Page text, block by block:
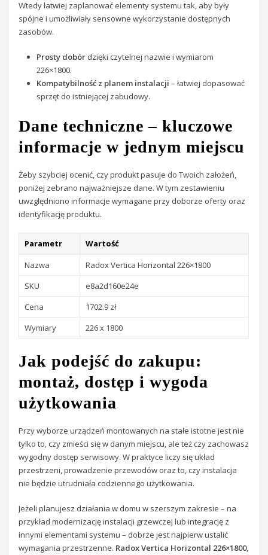
Wtedy łatwiej zaplanować elementy systemu tak, aby były
spójne i umożliwiały sensowne wykorzystanie dostępnych
zasobów.
Prosty dobórdzięki czytelnej nazwie i wymiarom
226×1800.
Kompatybilność z planem instalacji – łatwiej dopasować
sprzęt do istniejącej zabudowy.
Dane techniczne – kluczowe
informacje w jednym miejscu
Żeby szybciej ocenić, czy produkt pasuje do Twoich założeń,
poniżej zebrano najważniejsze dane. W tym zestawieniu
uwzględniono informacje wymagane przy doborze oferty oraz
identyfikację produktu.
Parametr
Wartość
Nazwa
Radox Vertica Horizontal 226×1800
SKU
e8a2d160e24e
Cena
1702.9 zł
Wymiary
226 x 1800
Jak podejść do zakupu:
montaż, dostęp i wygoda
użytkowania
Przy wyborze urządzeń montowanych na stałe istotne jest nie
tylko to, czy zmieści się w danym miejscu, ale też czy zachowasz
wygodny dostęp serwisowy. W praktyce liczy się układ
przestrzeni, prowadzenie przewodów oraz to, czy instalacja
nie będzie utrudniała codziennego użytkowania.
Jeżeli planujesz działania w domu w szerszym zakresie – na
przykład modernizację instalacji grzewczej lub integrację z
innymi elementami systemu – dobrze jest najpierw ustalić
wymagania przestrzenne. Radox Vertica Horizontal 226×1800,